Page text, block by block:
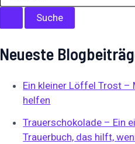
Neueste
Ein kleiner Löffel Trost –
helfen
Trauerschokolade – Ein
Trauerbuch, das hilft,